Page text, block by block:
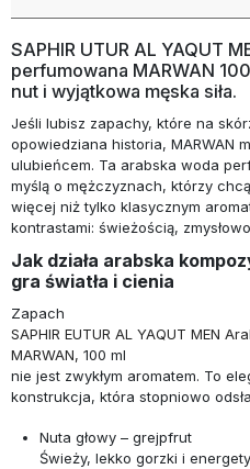
SAPHIR UTUR AL YAQUT
perfumowana MARWAN
nut i wyjątkowa męska siła.
Jeśli lubisz zapachy, które na
opowiedziana historia, MARWAN
ulubieńcem. Ta arabska woda
myślą o mężczyznach, którzy
więcej niż tylko klasycznym
kontrastami: świeżością,
Jak działa arabska
gra światła i cienia
Zapach
SAPHIR EUTUR AL YAQUT MEN
MARWAN, 100 ml
nie jest zwykłym aromatem. To
konstrukcja, która stopniowo
Nuta głowy – grejpfrut
Świeży, lekko gorzki i